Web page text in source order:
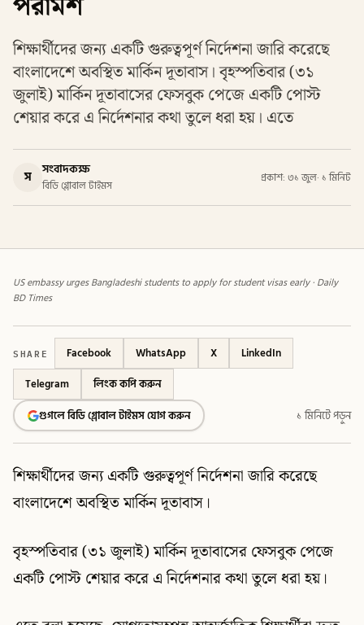
শিক্ষার্থীদের জন্য একটি গুরুত্বপূর্ণ নির্দেশনা জারি করেছে
বাংলাদেশে অবস্থিত মার্কিন দূতাবাস। বৃহস্পতিবার (৩১
জুলাই) মার্কিন দূতাবাসের ফেসবুক পেজে একটি পোস্ট
শেয়ার করে এ নির্দেশনার কথা তুলে ধরা হয়। এতে
স সংবাদকক্ষ
বিডি গ্লোবাল টাইমস
প্রকাশ: ৩১ জুল· ১ মিনিট
US embassy urges Bangladeshi students to apply for student visas early · Daily
BD Times
SHARE Facebook WhatsApp X
LinkedIn
Telegram
লিংক কপি করুন
গুগলে বিডি গ্লোবাল টাইমস যোগ করুন
১ মিনিটে পড়ুন
শিক্ষার্থীদের জন্য একটি গুরুত্বপূর্ণ নির্দেশনা জারি করেছে
বাংলাদেশে অবস্থিত মার্কিন দূতাবাস।
বৃহস্পতিবার (৩১ জুলাই) মার্কিন দূতাবাসের ফেসবুক পেজে
একটি পোস্ট শেয়ার করে এ নির্দেশনার কথা তুলে ধরা হয়।